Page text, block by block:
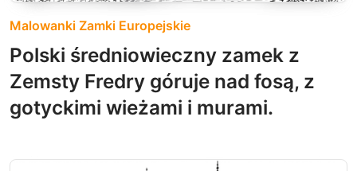
Malowanki Zamki Europejskie
Polski średniowieczny zamek z
Zemsty Fredry góruje nad fosą, z
gotyckimi wieżami i murami.